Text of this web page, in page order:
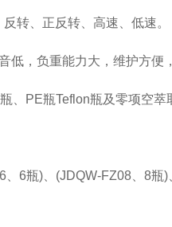
转、正反转、高速、低速。
低，负重能力大，维护方便
、 PE瓶Teflon瓶及零项空萃
6瓶) (JDQW-FZ08 8瓶)